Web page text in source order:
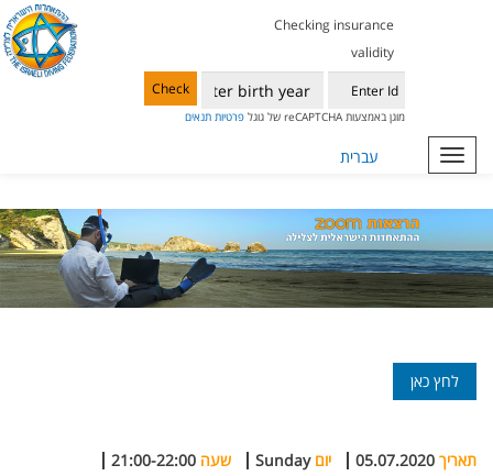
Checking insurance
validity
Check
מוגן באמצעות reCAPTCHA של גוגל פרטיות תנאים
Toggle
navigation
עברית
לחץ כאן
תאריך 05.07.2020 יוםSunday שעה 21:00-22:00